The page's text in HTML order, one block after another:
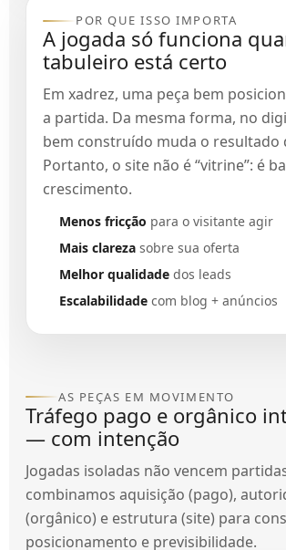
POR QUE ISSO IMPORTA
A jogada só funciona
tabuleiro está certo
Em xadrez, uma peça bem
a partida. Da mesma forma, no
bem construído muda o resultado
Portanto, o site não é “vitrine”: é
crescimento.
Menos fricção para o visitante agir
Mais clareza sobre sua oferta
Melhor qualidade dos leads
Escalabilidade com blog + anúncios
AS PEÇAS EM MOVIMENTO
Tráfego pago e orgânico
— com intenção
Jogadas isoladas não vencem
combinamos aquisição (pago),
(orgânico) e estrutura (site) para
posicionamento e previsibilidade.